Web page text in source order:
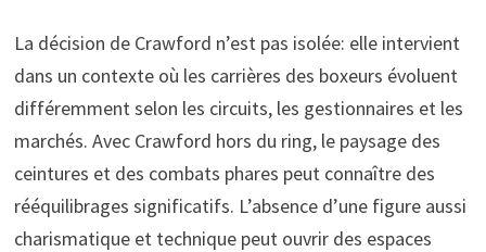
La décision de Crawford n’est pas isolée: elle intervient
dans un contexte où les carrières des boxeurs évoluent
différemment selon les circuits, les gestionnaires et les
marchés. Avec Crawford hors du ring, le paysage des
ceintures et des combats phares peut connaître des
rééquilibrages significatifs. L’absence d’une figure aussi
charismatique et technique peut ouvrir des espaces